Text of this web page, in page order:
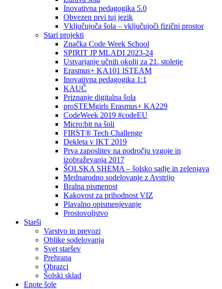
Inovativna pedagogika 5.0
Obvezen prvi tuj jezik
Vključujoča šola – vključujoči fizični prostor
Stari projekti
Značka Code Week School
SPIRIT JP MLADI 2023-24
Ustvarjanje učnih okolij za 21. stoletje
Erasmus+ KA101 lSTEAM
Inovativna pedagogika 1:1
KAUČ
Priznanje digitalna šola
proSTEMgirls Erasmus+ KA229
CodeWeek 2019 #codeEU
Micro:bit na šoli
FIRST® Tech Challenge
Dekleta v IKT 2019
Prva zaposlitev na področju vzgoje in
izobraževanja 2017
ŠOLSKA SHEMA – šolsko sadje in zelenjava
Mednarodno sodelovanje z Avstrijo
Bralna pismenost
Kakovost za prihodnost VIZ
Plavalno opismenjevanje
Prostovoljstvo
Starši
Varstvo in prevozi
Oblike sodelovanja
Svet staršev
Prehrana
Obrazci
Šolski sklad
Enote šole